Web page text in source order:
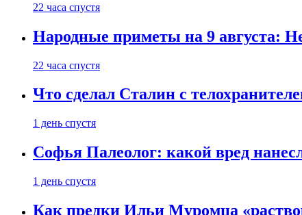
22 часа спустя
Народные приметы на 9 августа:
22 часа спустя
Что сделал Сталин с
1 день спустя
Софья Палеолог: какой вред
1 день спустя
Как предки Ильи Муромца